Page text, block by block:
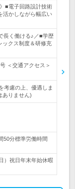
■電子回路設計技術
活かしながら幅広い
長く働ける♪／■学歴
クス制度＆研修充
＜交通アクセス＞
考慮の上、優遇しま
ありません)
50分標準労働時間
）祝日年末年始休暇